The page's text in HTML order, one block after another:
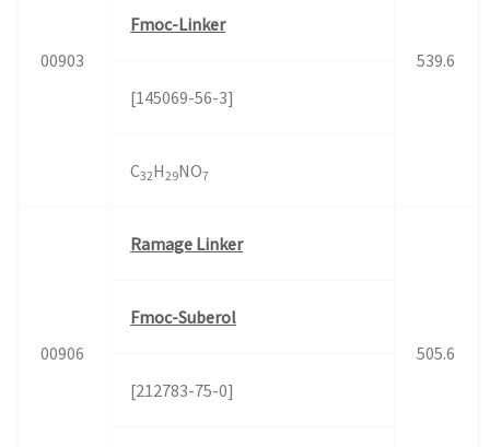
00903 539.6
Fmoc-Linker
[145069-56-3]
C32H29NO7
00906
Ramage Linker
505.6
Fmoc-Suberol
[212783-75-0]